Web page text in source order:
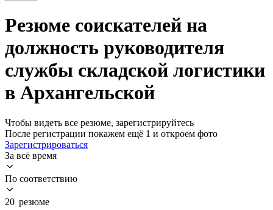
Резюме соискателей на
должность руководителя
службы складской логистики
в Архангельской
Чтобы видеть все резюме, зарегистрируйтесь
После регистрации покажем ещё 1 и откроем фото
Зарегистрироваться
За всё время
По соответствию
20 резюме